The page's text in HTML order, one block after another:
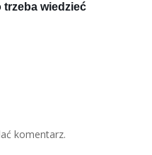
trzeba wiedzieć
komentarz.